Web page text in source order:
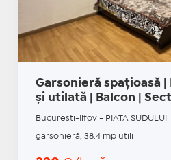
Garsonieră spațioasă
și utilată | Balcon |
Bucuresti-Ilfov - PIATA SUDULUI
garsonieră, 38.4 mp utili